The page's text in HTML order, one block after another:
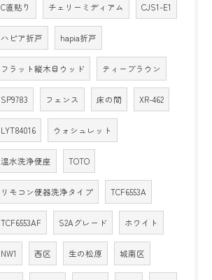
C直貼り チェリーミディアム CJS1-E1
ハピア折戸 hapia折戸
フラット縦木目ウッド ティーブラウン
SP9783 フェンス 床の間 XR-462
LYT84016 ウォシュレット
温水洗浄便座 TOTO
リモコン便器洗浄タイプ TCF6553A
TCF6553AF S2Aグレード ホワイト
NW1 西区 生の松原 城南区